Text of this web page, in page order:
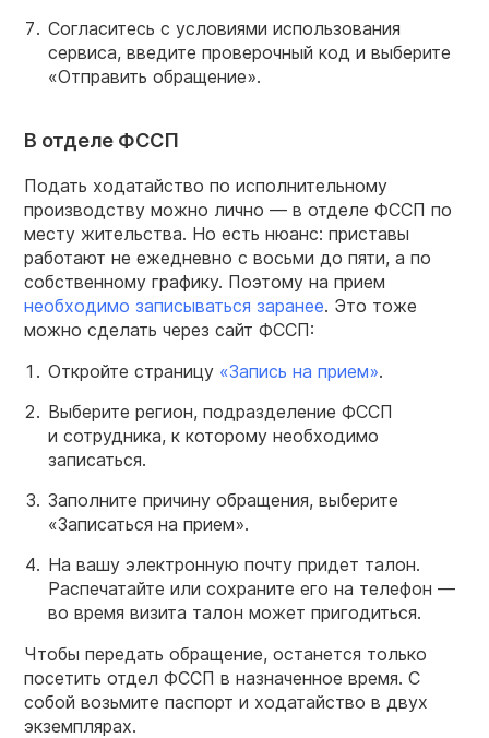
Согласитесь с условиями использования
сервиса, введите проверочный код и выберите
«Отправить обращение».
В отделе ФССП
Подать ходатайство по исполнительному
производству можно лично — в отделе ФССП по
месту жительства. Но есть нюанс: приставы
работают не ежедневно с восьми до пяти, а по
собственному графику. Поэтому на прием
необходимо записываться заранее. Это тоже
можно сделать через сайт ФССП:
Откройте страницу «Запись на прием».
Выберите регион, подразделение ФССП
и сотрудника, к которому необходимо
записаться.
Заполните причину обращения, выберите
«Записаться на прием».
На вашу электронную почту придет талон.
Распечатайте или сохраните его на телефон —
во время визита талон может пригодиться.
Чтобы передать обращение, останется только
посетить отдел ФССП в назначенное время. С
собой возьмите паспорт и ходатайство в двух
экземплярах.